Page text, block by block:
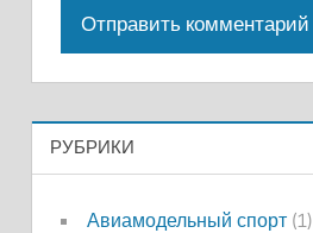
РУБРИКИ
Авиамодельный спорт(1)